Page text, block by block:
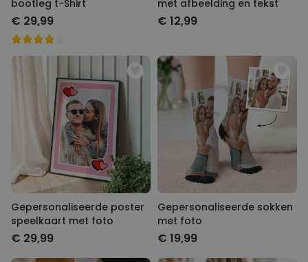
bootleg t-Shirt
€ 29,99
met afbeelding en tekst
€ 12,99
Gepersonaliseerde poster
speelkaart met foto
€ 29,99
Gepersonaliseerde sokken
met foto
€ 19,99